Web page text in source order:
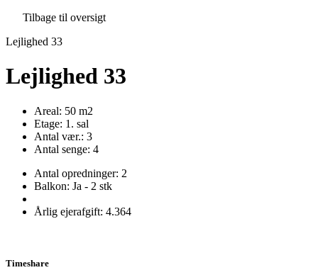
Tilbage til oversigt
Lejlighed 33
Lejlighed 33
Areal: 50 m2
Etage: 1. sal
Antal vær.: 3
Antal senge: 4
Antal opredninger: 2
Balkon: Ja - 2 stk
Årlig ejerafgift: 4.364
Timeshare